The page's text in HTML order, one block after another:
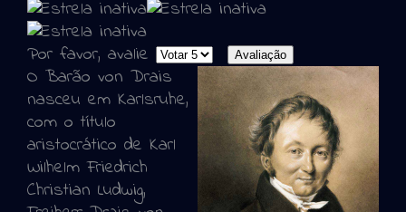
Por favor, avalie
O Barão von Drais
nasceu em Karlsruhe,
com o título
aristocrático de Karl
Wilhelm Friedrich
Christian Ludwig,